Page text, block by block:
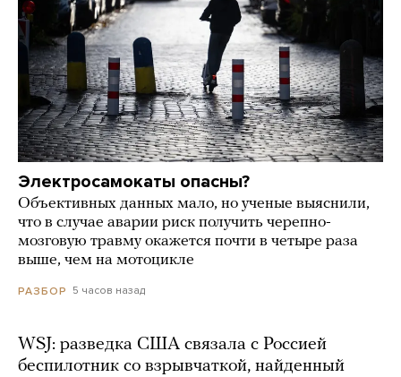
Электросамокаты опасны?
Объективных данных мало, но ученые выяснили,
что в случае аварии риск получить черепно-
мозговую травму окажется почти в четыре раза
выше, чем на мотоцикле
РАЗБОР 5 часов назад
WSJ: разведка США связала с Россией
беспилотник со взрывчаткой, найденный